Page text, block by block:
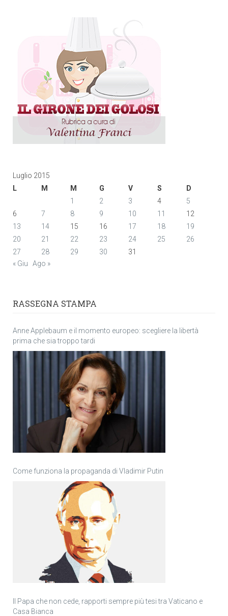
Luglio 2015
L
M M G V S
D
1
2 3 4
5
6
7 8 9 10 11
12
13
14 15 16 17 18
19
20
21 22 23 24 25
26
27
28 29 30
31
« Giu
Ago »
RASSEGNA STAMPA
Anne Applebaum e il momento europeo: scegliere la libertà
prima che sia troppo tardi
Come funziona la propaganda di Vladimir Putin
Il Papa che non cede, rapporti sempre più tesi tra Vaticano e
Casa Bianca